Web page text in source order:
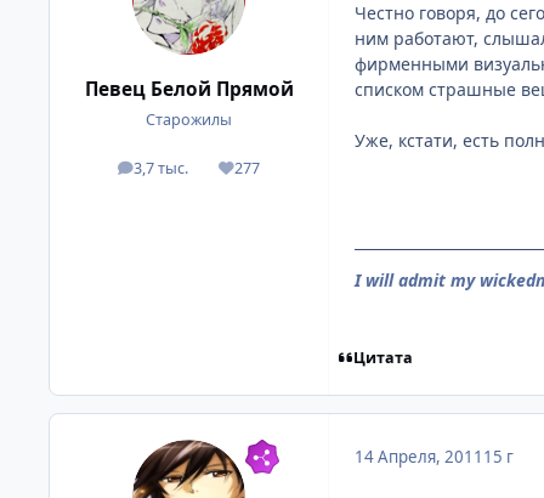
Певец Белой Прямой
Старожилы
3,7 тыс.
посты 277
Репутация
Честно говоря, до
ним работают,
фирменными
списком страшные
Уже, кстати, есть
I will admit my
Цитата
14 Апреля, 2011 15 г